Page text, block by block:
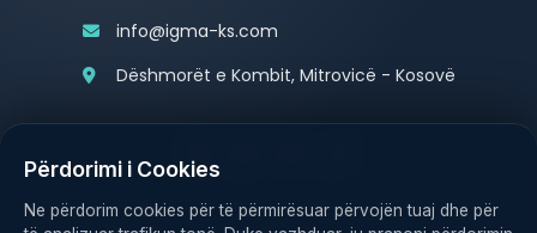
info@igma-ks.com
Dëshmorët e Kombit, Mitrovicë - Kosovë
Politika e Privatësisë Politika e Cookies
Përdorimi i Cookies
Ne përdorim cookies për të përmirësuar përvojën tuaj dhe për